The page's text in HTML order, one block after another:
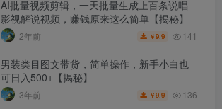
AI批量视频剪辑，一天批量生成上百条说唱
影视解说视频，赚钱原来这么简单【揭秘】
2年前 ￥9.9 141
男装类目图文带货，简单操作，新手小白也
可日入500+【揭秘】
3年前 ￥9.9 136